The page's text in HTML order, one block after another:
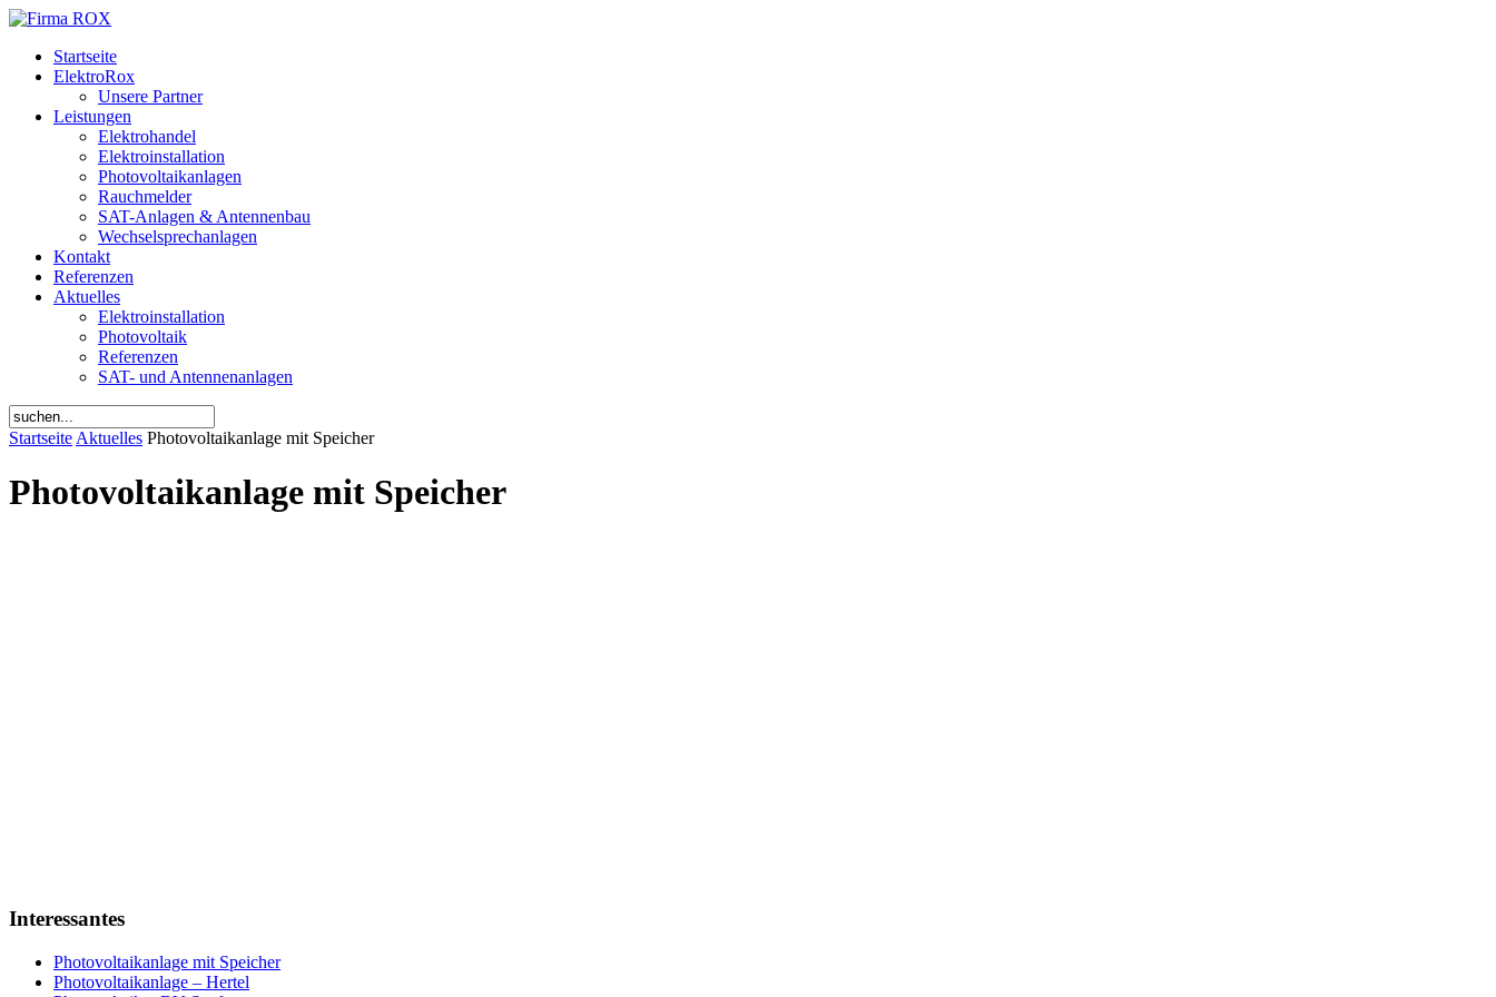
Startseite
ElektroRox
Unsere Partner
Leistungen
Elektrohandel
Elektroinstallation
Photovoltaikanlagen
Rauchmelder
SAT-Anlagen & Antennenbau
Wechselsprechanlagen
Kontakt
Referenzen
Aktuelles
Elektroinstallation
Photovoltaik
Referenzen
SAT- und Antennenanlagen
Startseite Aktuelles Photovoltaikanlage mit Speicher
Photovoltaikanlage mit Speicher
Interessantes
Photovoltaikanlage mit Speicher
Photovoltaikanlage – Hertel